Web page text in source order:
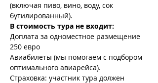
(включая пиво, вино, воду, сок
бутилированный).
В стоимость тура не входит:
Доплата за одноместное размещение
250 евро
Авиабилеты (мы помогаем с подбором
оптимального авиарейса).
Страховка: участник тура должен